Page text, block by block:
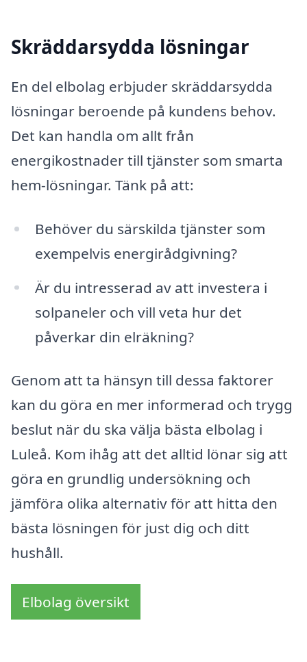
Skräddarsydda lösningar
En del elbolag erbjuder skräddarsydda
lösningar beroende på kundens behov.
Det kan handla om allt från
energikostnader till tjänster som smarta
hem-lösningar. Tänk på att:
Behöver du särskilda tjänster som
exempelvis energirådgivning?
Är du intresserad av att investera i
solpaneler och vill veta hur det
påverkar din elräkning?
Genom att ta hänsyn till dessa faktorer
kan du göra en mer informerad och trygg
beslut när du ska välja bästa elbolag i
Luleå. Kom ihåg att det alltid lönar sig att
göra en grundlig undersökning och
jämföra olika alternativ för att hitta den
bästa lösningen för just dig och ditt
hushåll.
Elbolag översikt